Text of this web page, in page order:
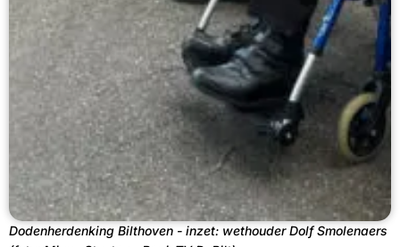
Dodenherdenking Bilthoven - inzet: wethouder Dolf Smolenaers